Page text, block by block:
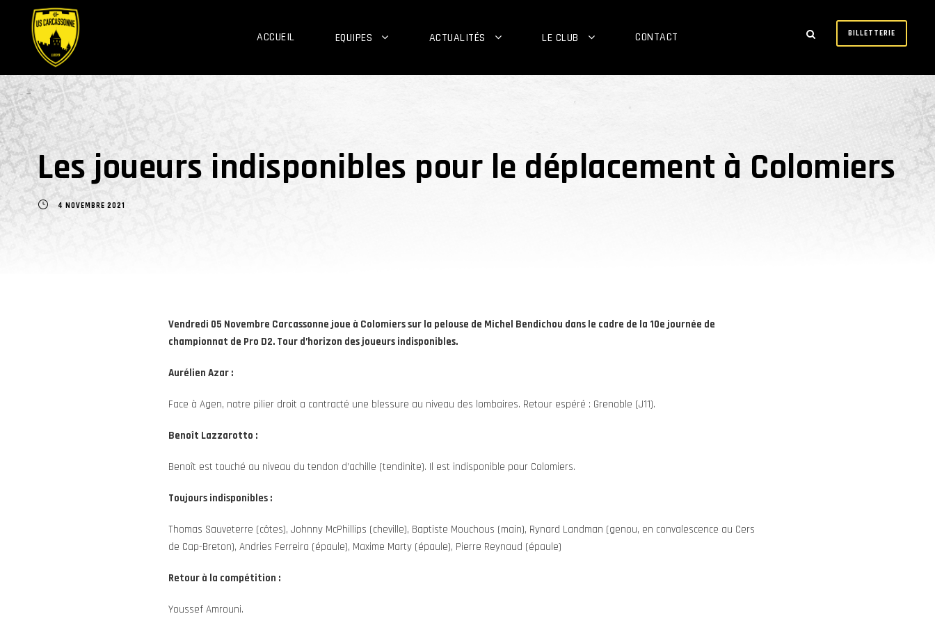
ACCUEIL EQUIPES ACTUALITÉS LE CLUB CONTACT BILLETTERIE
Les joueurs indisponibles pour le déplacement à Colomiers
4 NOVEMBRE 2021
Vendredi 05 Novembre Carcassonne joue à Colomiers sur la pelouse de Michel Bendichou dans le cadre de la 10e journée de
championnat de Pro D2. Tour d’horizon des joueurs indisponibles.
Aurélien Azar :
Face à Agen, notre pilier droit a contracté une blessure au niveau des lombaires. Retour espéré : Grenoble (J11).
Benoît Lazzarotto :
Benoît est touché au niveau du tendon d’achille (tendinite). Il est indisponible pour Colomiers.
Toujours indisponibles :
Thomas Sauveterre (côtes), Johnny McPhillips (cheville), Baptiste Mouchous (main), Rynard Landman (genou, en convalescence au Cers
de Cap-Breton), Andries Ferreira (épaule), Maxime Marty (épaule), Pierre Reynaud (épaule)
Retour à la compétition :
Youssef Amrouni.